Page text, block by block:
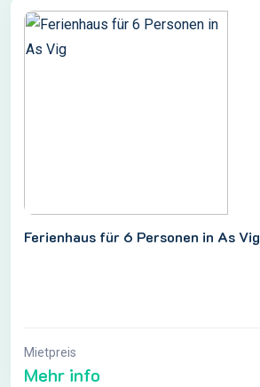
Ferienhaus für 6 Personen in As Vig
Mietpreis
Mehr info